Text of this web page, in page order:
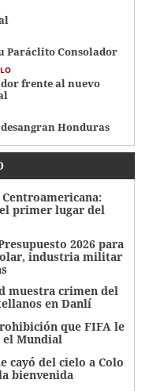
Paráclito Consolador
frente al nuevo
Honduras
primer lugar del
2026 para
industria militar
muestra crimen del
en Danlí
que FIFA le
Mundial
cayó del cielo a Colo
bienvenida